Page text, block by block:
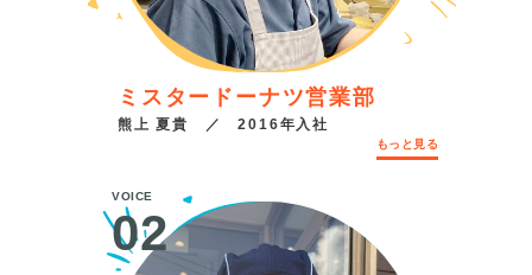
ミスタードーナツ営業部
熊上 夏貴 ／ 2016年入社
もっと見る
VOICE
02